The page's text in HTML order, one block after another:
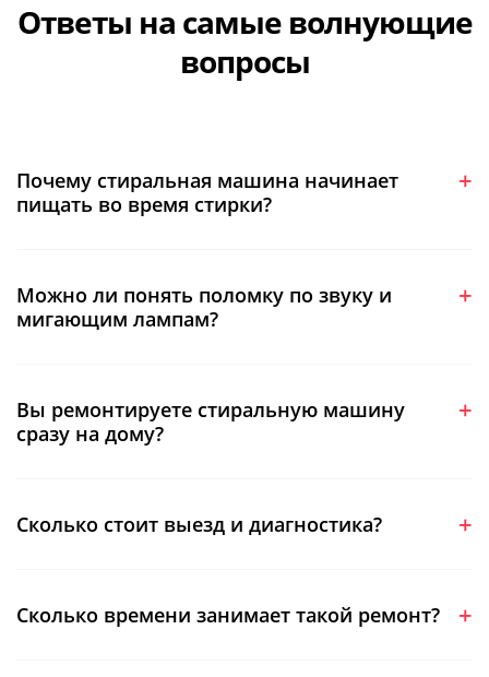
Ответы на самые волнующие
вопросы
Почему стиральная машина начинает
пищать во время стирки?
Можно ли понять поломку по звуку и
мигающим лампам?
Вы ремонтируете стиральную машину
сразу на дому?
Сколько стоит выезд и диагностика?
Сколько времени занимает такой ремонт?